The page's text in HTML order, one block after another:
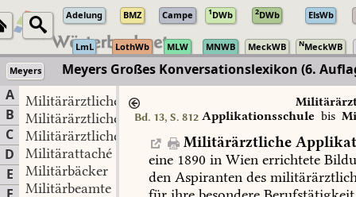
Adelung BMZ Campe 1DWb 2DWb ElsWb
LmL LothWb MLW MNWB MeckWB NMeckWB
Meyers
Meyers Großes Konversationslexikon (6.
A
B
C
D
E
Militärärztliche Applikationsschule
Militärärztliche Bildungsanstalten
Militärärztliche Fortbildungskurse
Militärattaché
Militärbäcker
Militärbeamte
Bd. 13, S. 812 Applikationsschule bis
Militärärztliche
eine 1890 in Wien errichtete
den Aspiranten des